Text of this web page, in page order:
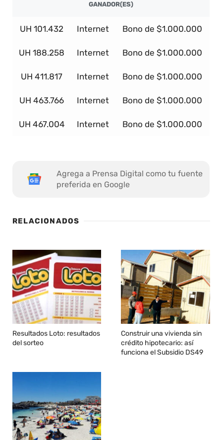
GANADOR(ES)
UH 101.432 Internet Bono de $1.000.000
UH 188.258 Internet Bono de $1.000.000
UH 411.817 Internet Bono de $1.000.000
UH 463.766 Internet Bono de $1.000.000
UH 467.004 Internet Bono de $1.000.000
Agrega a Prensa Digital como tu fuente
preferida en Google
RELACIONADOS
Resultados Loto: resultados
del sorteo
Construir una vivienda sin
crédito hipotecario: así
funciona el Subsidio DS49